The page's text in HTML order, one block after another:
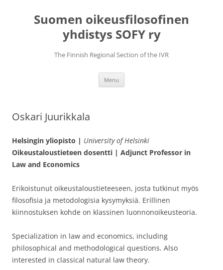
contentSuomen oikeusfilosofinen
yhdistys SOFY ry
The Finnish Regional Section of the IVR
Menu
Oskari Juurikkala
Helsingin yliopisto | University of Helsinki
Oikeustaloustieteen dosentti | Adjunct Professor in
Law and Economics
Erikoistunut oikeustaloustieteeseen, josta tutkinut myös
filosofisia ja metodologisia kysymyksiä. Erillinen
kiinnostuksen kohde on klassinen luonnonoikeusteoria.
Specialization in law and economics, including
philosophical and methodological questions. Also
interested in classical natural law theory.